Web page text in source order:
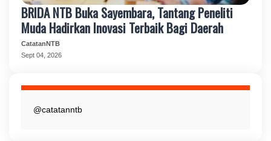
BRIDA NTB Buka Sayembara, Tantang Peneliti
Muda Hadirkan Inovasi Terbaik Bagi Daerah
CatatanNTB
Sept 04, 2026
@catatanntb